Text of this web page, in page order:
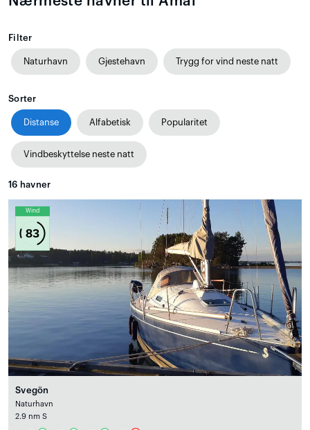
Filter
Naturhavn Gjestehavn Trygg for vind neste natt
Sorter
Distanse Alfabetisk Popularitet
Vindbeskyttelse neste natt
16 havner
Wind
83
Svegön
Naturhavn
2.9 nm S